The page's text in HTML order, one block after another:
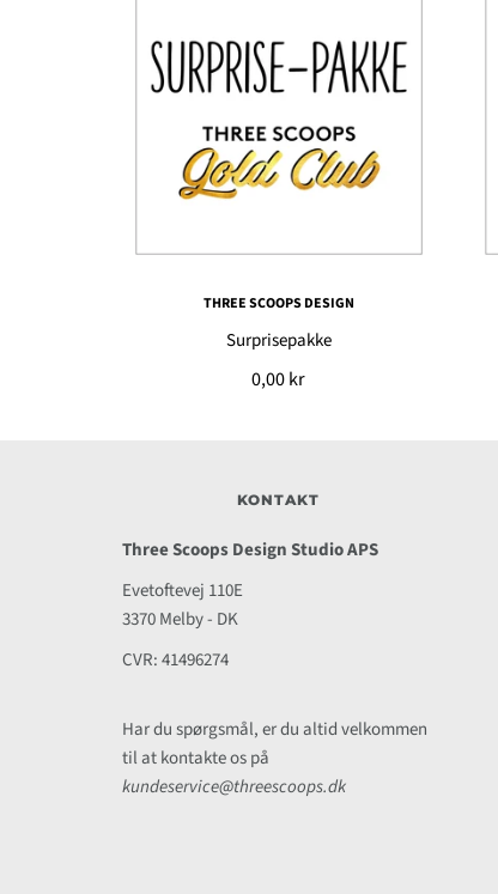
THREE SCOOPS DESIGN
Surprisepakke
0,00 kr
KONTAKT
Three Scoops Design Studio APS
Evetoftevej 110E
3370 Melby - DK
CVR: 41496274
Har du spørgsmål, er du altid velkommen
til at kontakte os på
kundeservice@threescoops.dk